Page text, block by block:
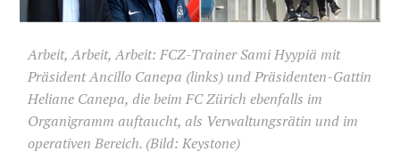
Arbeit, Arbeit, Arbeit: FCZ-Trainer Sami Hyypiä mit
Präsident Ancillo Canepa (links) und Präsidenten-Gattin
Heliane Canepa, die beim FC Zürich ebenfalls im
Organigramm auftaucht, als Verwaltungsrätin und im
operativen Bereich. (Bild: Keystone)